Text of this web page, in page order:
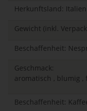
Herkunftsland: Italien
Gewicht (inkl.
Beschaffenheit:
Geschmack:
aromatisch , blumig
Beschaffenheit: